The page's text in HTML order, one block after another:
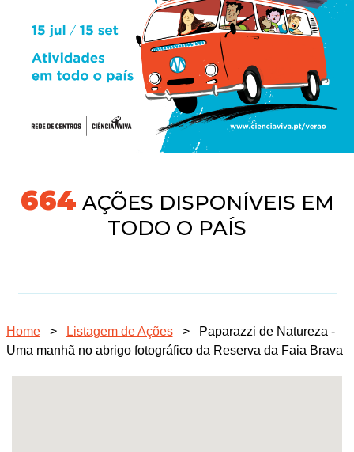
718AÇÕES DISPONÍVEIS EM
TODO O PAÍS
Home > Listagem de Ações >
Paparazzi de Natureza -
Uma manhã no abrigo fotográfico da Reserva da Faia Brava